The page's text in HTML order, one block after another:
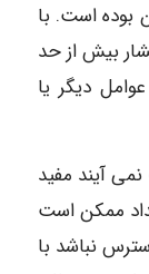
بوده است. با
بیش از حد
دیگر یا
آیند مفید
ممکن است
نباشد با